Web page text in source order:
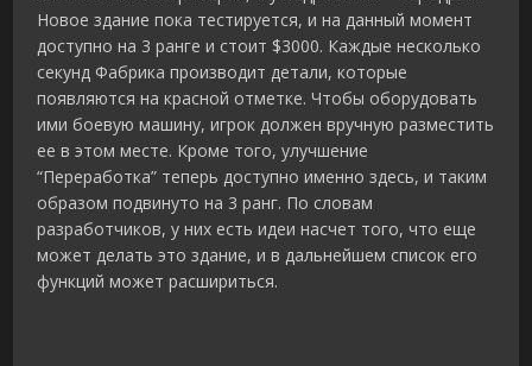
Новое здание пока тестируется, и на данный момент
доступно на 3 ранге и стоит $3000. Каждые несколько
секунд Фабрика производит детали, которые
появляются на красной отметке. Чтобы оборудовать
ими боевую машину, игрок должен вручную разместить
ее в этом месте. Кроме того, улучшение
“Переработка” теперь доступно именно здесь, и таким
образом подвинуто на 3 ранг. По словам
разработчиков, у них есть идеи насчет того, что еще
может делать это здание, и в дальнейшем список его
функций может расшириться.